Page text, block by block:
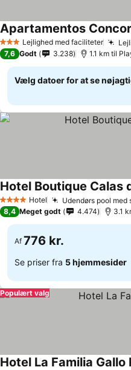
3 StjernerLejlighed med faciliteter
Apartamentos
7,6 Godt 3.238 1.1 km til
Vælg datoer for at se
4 StjernerHotel Udendørs pool med
Hotel Boutique Calas
8,4 Meget godt 4.474 3.1
Af 776 kr.
Se priser fra 5 hjemmesider
Populært valg
Hotel La Familia Gallo